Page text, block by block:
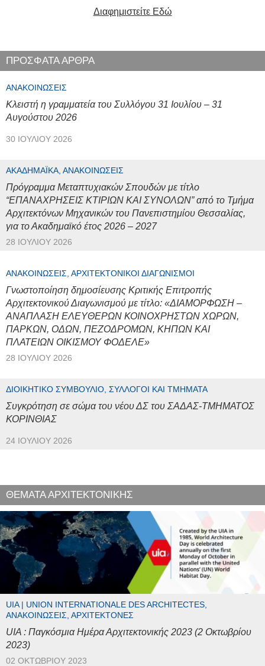
Διαφημιστείτε Εδώ
ΠΡΟΣΦΑΤΑ ΑΡΘΡΑ
ΑΝΑΚΟΙΝΏΣΕΙΣ
Κλειστή η γραμματεία του Συλλόγου 31 Ιουλίου – 31
Αυγούστου 2026
30 ΙΟΥΛΊΟΥ 2026
ΑΚΑΔΗΜΑΪΚΆ, ΑΝΑΚΟΙΝΏΣΕΙΣ
Πρόγραμμα Μεταπτυχιακών Σπουδών με τίτλο
“ΕΠΑΝΑΧΡΗΣΕΙΣ ΚΤΙΡΙΩΝ ΚΑΙ ΣΥΝΟΛΩΝ” από το Τμήμα
Αρχιτεκτόνων Μηχανικών του Πανεπιστημίου Θεσσαλίας,
για το Ακαδημαϊκό έτος 2026 – 2027
28 ΙΟΥΛΊΟΥ 2026
ΑΝΑΚΟΙΝΏΣΕΙΣ, ΑΡΧΙΤΕΚΤΟΝΙΚΟΊ ΔΙΑΓΩΝΙΣΜΟΊ
Γνωστοποίηση δημοσίευσης Κριτικής Επιτροπής
Αρχιτεκτονικού Διαγωνισμού με τίτλο: «ΔΙΑΜΟΡΦΩΣΗ –
ΑΝΑΠΛΑΣΗ ΕΛΕΥΘΕΡΩΝ ΚΟΙΝΟΧΡΗΣΤΩΝ ΧΩΡΩΝ,
ΠΑΡΚΩΝ, ΟΔΩΝ, ΠΕΖΟΔΡΟΜΩΝ, ΚΗΠΩΝ ΚΑΙ
ΠΛΑΤΕΙΩΝ ΟΙΚΙΣΜΟΥ ΦΟΔΕΛΕ»
28 ΙΟΥΛΊΟΥ 2026
ΔΙΟΙΚΗΤΙΚΌ ΣΥΜΒΟΎΛΙΟ, ΣΎΛΛΟΓΟΙ ΚΑΙ ΤΜΉΜΑΤΑ
Συγκρότηση σε σώμα του νέου ΔΣ του ΣΑΔΑΣ-ΤΜΗΜΑΤΟΣ
ΚΟΡΙΝΘΙΑΣ
24 ΙΟΥΛΊΟΥ 2026
ΘΕΜΑΤΑ ΑΡΧΙΤΕΚΤΟΝΙΚΗΣ
UIA | UNION INTERNATIONALE DES ARCHITECTES,
ΑΝΑΚΟΙΝΏΣΕΙΣ, ΑΡΧΙΤΈΚΤΟΝΕΣ
UIA : Παγκόσμια Ημέρα Αρχιτεκτονικής 2023 (2 Οκτωβρίου
2023)
02 ΟΚΤΩΒΡΊΟΥ 2023